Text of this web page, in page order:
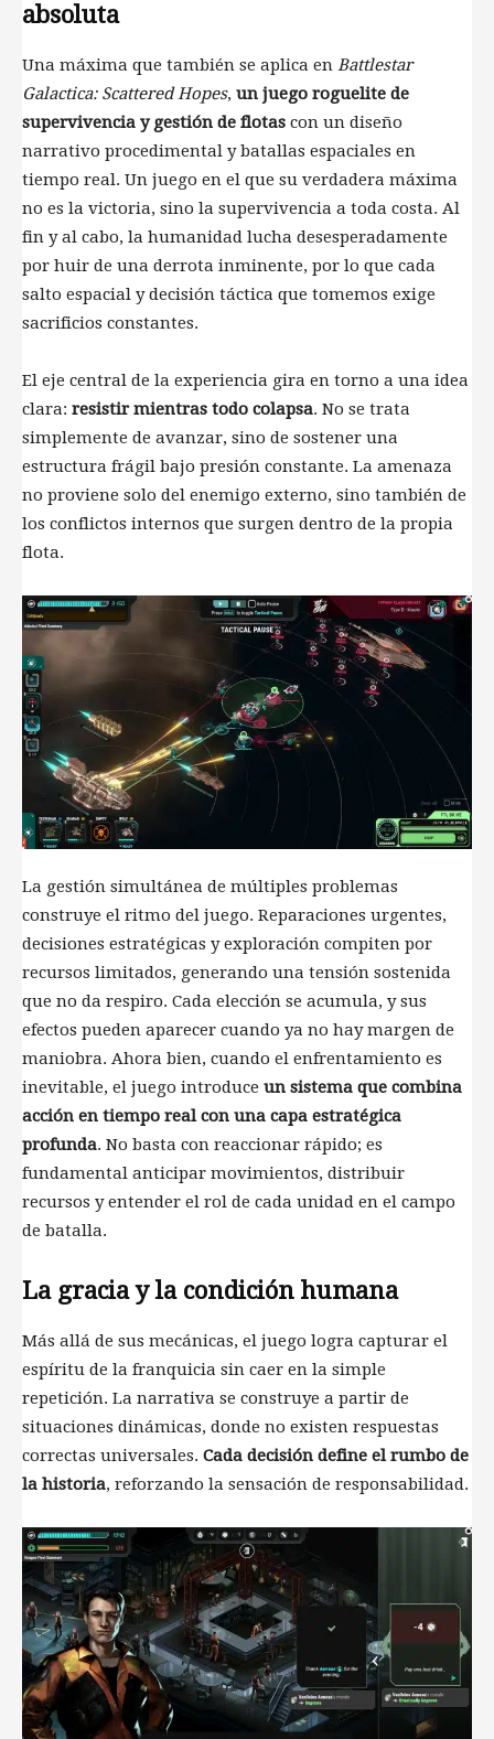
absoluta
Una máxima que también se aplica en Battlestar
Galactica: Scattered Hopes, un juego roguelite de
supervivencia y gestión de flotas con un diseño
narrativo procedimental y batallas espaciales en
tiempo real. Un juego en el que su verdadera máxima
no es la victoria, sino la supervivencia a toda costa. Al
fin y al cabo, la humanidad lucha desesperadamente
por huir de una derrota inminente, por lo que cada
salto espacial y decisión táctica que tomemos exige
sacrificios constantes.
El eje central de la experiencia gira en torno a una idea
clara: resistir mientras todo colapsa. No se trata
simplemente de avanzar, sino de sostener una
estructura frágil bajo presión constante. La amenaza
no proviene solo del enemigo externo, sino también de
los conflictos internos que surgen dentro de la propia
flota.
La gestión simultánea de múltiples problemas
construye el ritmo del juego. Reparaciones urgentes,
decisiones estratégicas y exploración compiten por
recursos limitados, generando una tensión sostenida
que no da respiro. Cada elección se acumula, y sus
efectos pueden aparecer cuando ya no hay margen de
maniobra. Ahora bien, cuando el enfrentamiento es
inevitable, el juego introduce un sistema que combina
acción en tiempo real con una capa estratégica
profunda. No basta con reaccionar rápido; es
fundamental anticipar movimientos, distribuir
recursos y entender el rol de cada unidad en el campo
de batalla.
La gracia y la condición humana
Más allá de sus mecánicas, el juego logra capturar el
espíritu de la franquicia sin caer en la simple
repetición. La narrativa se construye a partir de
situaciones dinámicas, donde no existen respuestas
correctas universales. Cada decisión define el rumbo de
la historia, reforzando la sensación de responsabilidad.